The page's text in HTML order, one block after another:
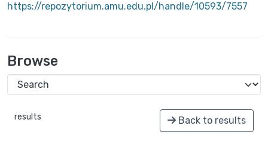
https://repozytorium.amu.edu.pl/handle/10593/7557
Browse
results Back to results